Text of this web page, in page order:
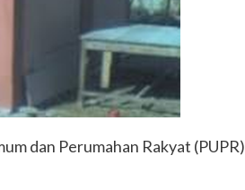
dan Perumahan Rakyat